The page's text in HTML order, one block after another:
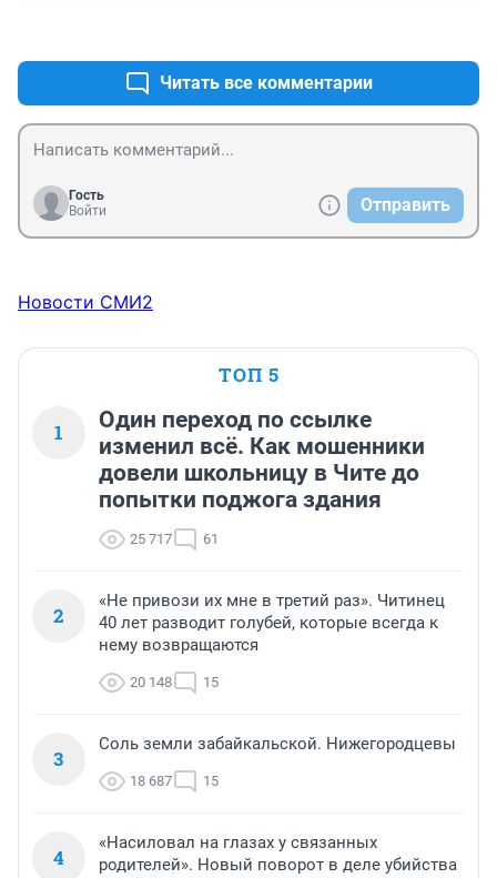
Читать все комментарии
Гость
Войти
Отправить
Новости СМИ2
ТОП 5
1
Один переход по ссылке
изменил всё. Как мошенники
довели школьницу в Чите до
попытки поджога здания
25 717 61
2
«Не привози их мне в третий раз». Читинец
40 лет разводит голубей, которые всегда к
нему возвращаются
20 148 15
3
Соль земли забайкальской. Нижегородцевы
18 687 15
4
«Насиловал на глазах у связанных
родителей». Новый поворот в деле убийства